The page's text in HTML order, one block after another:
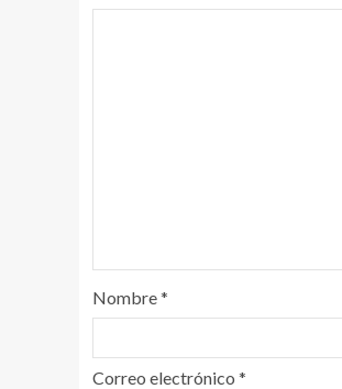
Nombre*
Correo electrónico *